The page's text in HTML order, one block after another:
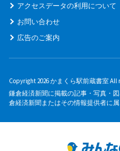
アクセスデータの利用について
お問い合わせ
広告のご案内
Copyright 2026 かまくら駅前蔵書室 All
鎌倉経済新聞に掲載の記事・写真・
倉経済新聞またはその情報提供者に属